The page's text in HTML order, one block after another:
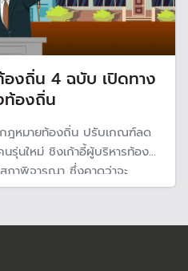
องถิ่น 4 ฉบับ เปิดทาง
ท้องถิ่น
ฎหมายท้องถิ่น ปรับเกณฑ์ลด
รุ่นใหม่ ชิงเก้าอี้ผู้บริหารท้อง
ถิ่นในปี 2569